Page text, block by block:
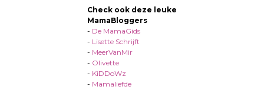
Check ook deze leuke
MamaBloggers
- De MamaGids
- Lisette Schrijft
- MeerVanMir
- Olivette
- KiDDoWz
- Mamaliefde